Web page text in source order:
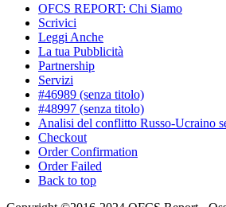
OFCS REPORT: Chi Siamo
Scrivici
Leggi Anche
La tua Pubblicità
Partnership
Servizi
#46989 (senza titolo)
#48997 (senza titolo)
Analisi del conflitto Russo-Ucraino
Checkout
Order Confirmation
Order Failed
Back to top